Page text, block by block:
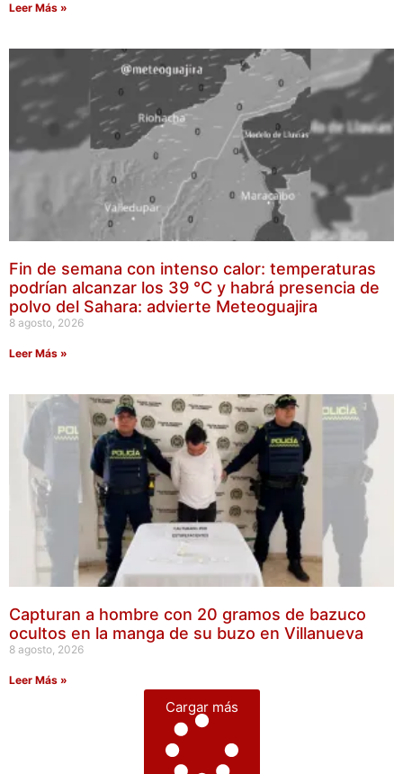
Leer Más »
Fin de semana con intenso calor: temperaturas
podrían alcanzar los 39 °C y habrá presencia de
polvo del Sahara: advierte Meteoguajira
8 agosto, 2026
Leer Más »
Capturan a hombre con 20 gramos de bazuco
ocultos en la manga de su buzo en Villanueva
8 agosto, 2026
Leer Más »
Cargar más